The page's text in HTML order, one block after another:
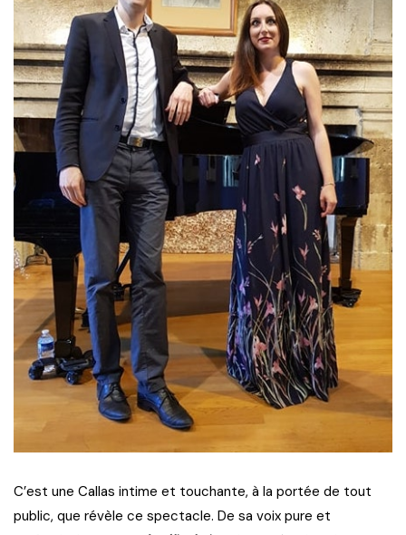
C’est une Callas intime et touchante, à la portée de tout
public, que révèle ce spectacle. De sa voix pure et